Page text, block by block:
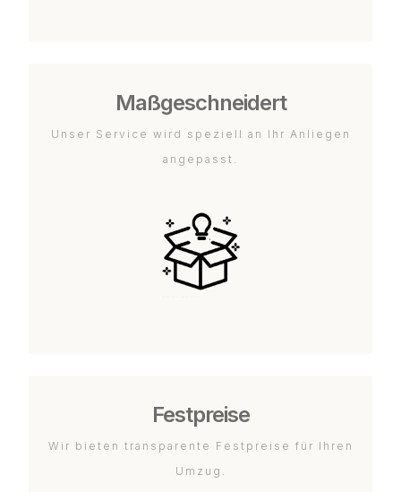
Maßgeschneidert
Unser Service wird speziell an Ihr Anliegen
angepasst.
Festpreise
Wir bieten transparente Festpreise für Ihren
Umzug.